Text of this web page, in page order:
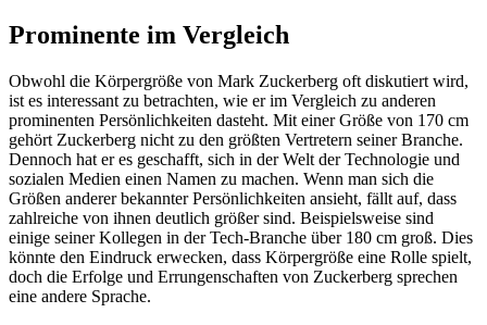
Prominente im Vergleich
Obwohl die Körpergröße von Mark Zuckerberg oft diskutiert wird,
ist es interessant zu betrachten, wie er im Vergleich zu anderen
prominenten Persönlichkeiten dasteht. Mit einer Größe von 170 cm
gehört Zuckerberg nicht zu den größten Vertretern seiner Branche.
Dennoch hat er es geschafft, sich in der Welt der Technologie und
sozialen Medien einen Namen zu machen. Wenn man sich die
Größen anderer bekannter Persönlichkeiten ansieht, fällt auf, dass
zahlreiche von ihnen deutlich größer sind. Beispielsweise sind
einige seiner Kollegen in der Tech-Branche über 180 cm groß. Dies
könnte den Eindruck erwecken, dass Körpergröße eine Rolle spielt,
doch die Erfolge und Errungenschaften von Zuckerberg sprechen
eine andere Sprache.